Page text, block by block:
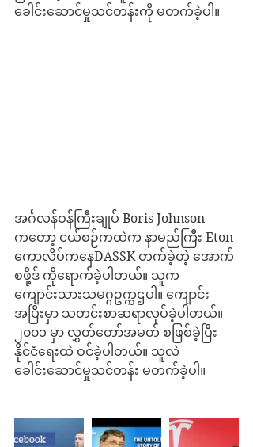
ခေါင်းဆောင်မှုသင်တန်းကို မတက်ခဲ့ပါ။
အင်္ဂလန်ဝန်ကြီးချုပ် Boris Johnson
ကတော့ ငယ်စဉ်ကထဲက နာမည်ကြီး Eton
ကောလိပ်ကနေDASSK တက်ခဲ့တဲ့ အောက်
စဖို့ဒ် ကိုရောက်ခဲ့ပါတယ်။ သူက
ကျောင်းသားသမဂ္ဂဥက္ကဌပါ။ ကျောင်း
အပြီးမှာ သတင်းစာဆရာလုပ်ခဲ့ပါတယ်။
၂၀၀၁ မှာ လွှတ်တော်အမတ် စဖြစ်ခဲ့ပြီး
နိုင်ငံရေးထဲ ဝင်ခဲ့ပါတယ်။ သူလဲ
ခေါင်းဆောင်မှုသင်တန်း မတက်ခဲ့ပါ။